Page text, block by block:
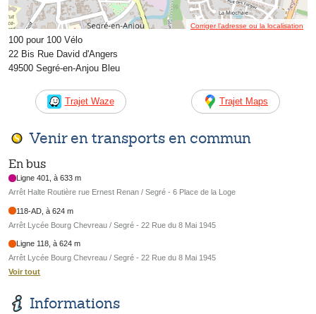
Corriger l’adresse ou la localisation
100 pour 100 Vélo
22 Bis Rue David d'Angers
49500 Segré-en-Anjou Bleu
Trajet Waze Trajet Maps
Venir en transports en commun
En bus
Ligne 401, à 633 m
Arrêt Halte Routière rue Ernest Renan / Segré - 6 Place de la Loge
118-AD, à 624 m
Arrêt Lycée Bourg Chevreau / Segré - 22 Rue du 8 Mai 1945
Ligne 118, à 624 m
Arrêt Lycée Bourg Chevreau / Segré - 22 Rue du 8 Mai 1945
Voir tout
Informations